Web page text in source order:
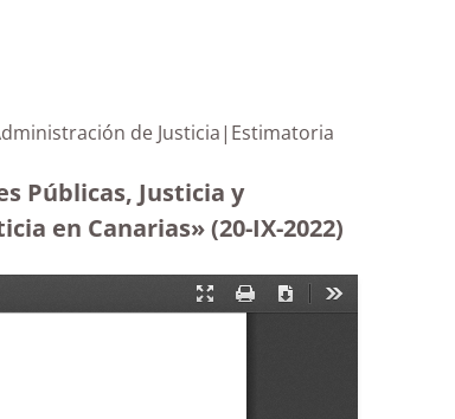
de Justicia|Estimatoria
Públicas, Justicia y
en Canarias» (20-IX-2022)